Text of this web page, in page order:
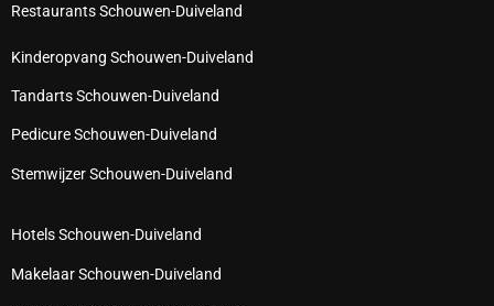
Restaurants Schouwen-Duiveland
Kinderopvang Schouwen-Duiveland
Tandarts Schouwen-Duiveland
Pedicure Schouwen-Duiveland
Stemwijzer Schouwen-Duiveland
Hotels Schouwen-Duiveland
Makelaar Schouwen-Duiveland